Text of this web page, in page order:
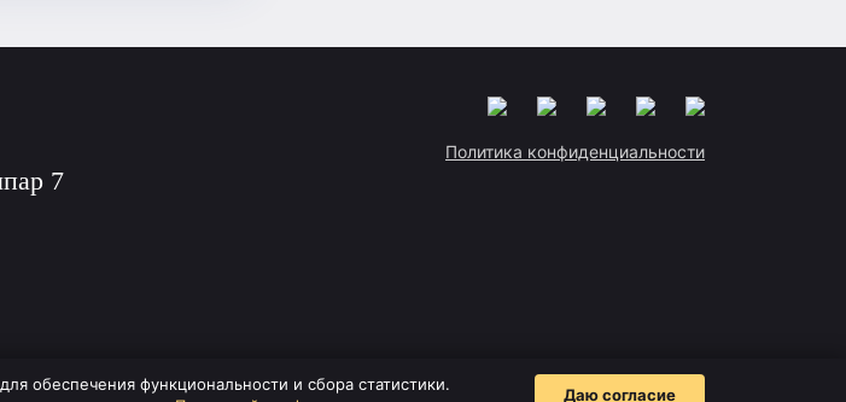
7
Политика конфиденциальности
обеспечения функциональности и сбора статистики.
Даю согласие